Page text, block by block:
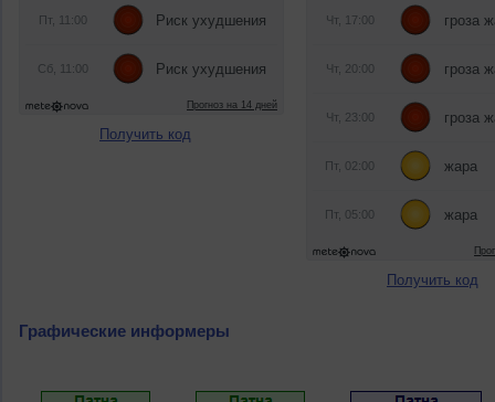
Получить код
Получить код
Графические информеры